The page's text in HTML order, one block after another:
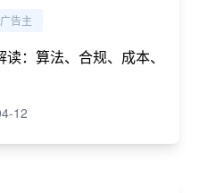
告主
：算法、合规、成本、
12